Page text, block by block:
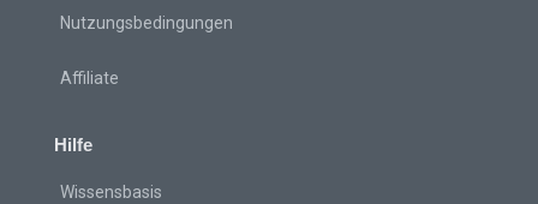
Nutzungsbedingungen
Affiliate
Hilfe
Wissensbasis